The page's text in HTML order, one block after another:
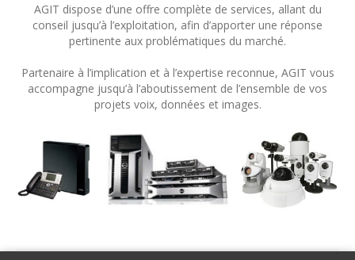
AGIT dispose d’une offre complète de services, allant du
conseil jusqu’à l’exploitation, afin d’apporter une réponse
pertinente aux problématiques du marché.
Partenaire à l’implication et à l’expertise reconnue, AGIT vous
accompagne jusqu’à l’aboutissement de l’ensemble de vos
projets voix, données et images.